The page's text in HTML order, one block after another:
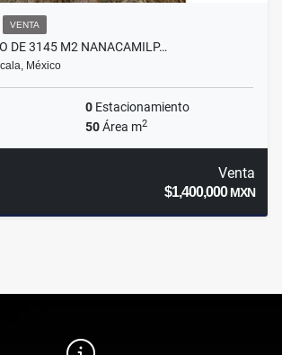
VENTA
DE 3145 M2 NANACAMILP…
México
0 Estacionamiento
50Área m2
Venta
$1,400,000MXN